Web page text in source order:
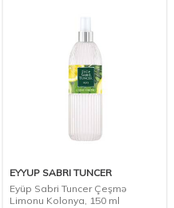
EYYUP SABRI TUNCER
Eyüp Sabri Tuncer Çeşmə
Limonu Kolonya, 150 ml